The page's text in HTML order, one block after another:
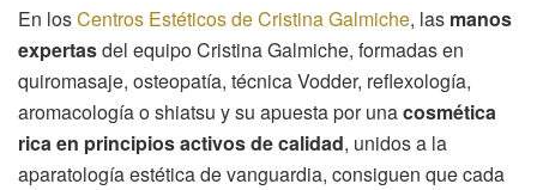
En losCentros Estéticos de Cristina Galmiche, las manos
expertasdel equipo Cristina Galmiche, formadas en
quiromasaje, osteopatía, técnica Vodder, reflexología,
aromacología o shiatsu y su apuesta por unacosmética
rica en principios activos de calidad, unidos a la
aparatología estética de vanguardia, consiguen que cada